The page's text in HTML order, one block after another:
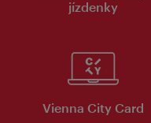
jízdenky
Vienna City Card